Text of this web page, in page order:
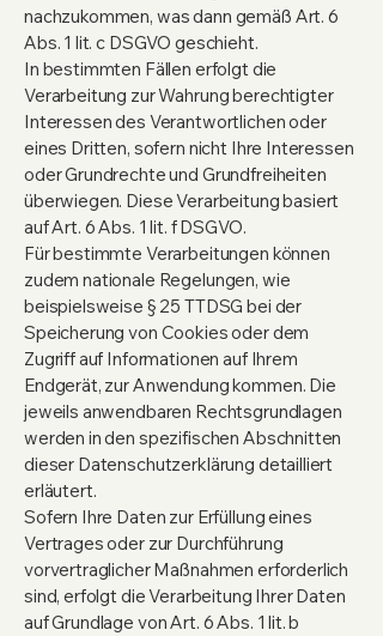
nachzukommen, was dann gemäß Art. 6
Abs. 1 lit. c DSGVO geschieht.
In bestimmten Fällen erfolgt die
Verarbeitung zur Wahrung berechtigter
Interessen des Verantwortlichen oder
eines Dritten, sofern nicht Ihre Interessen
oder Grundrechte und Grundfreiheiten
überwiegen. Diese Verarbeitung basiert
auf Art. 6 Abs. 1 lit. f DSGVO.
Für bestimmte Verarbeitungen können
zudem nationale Regelungen, wie
beispielsweise § 25 TTDSG bei der
Speicherung von Cookies oder dem
Zugriff auf Informationen auf Ihrem
Endgerät, zur Anwendung kommen. Die
jeweils anwendbaren Rechtsgrundlagen
werden in den spezifischen Abschnitten
dieser Datenschutzerklärung detailliert
erläutert.
Sofern Ihre Daten zur Erfüllung eines
Vertrages oder zur Durchführung
vorvertraglicher Maßnahmen erforderlich
sind, erfolgt die Verarbeitung Ihrer Daten
auf Grundlage von Art. 6 Abs. 1 lit. b